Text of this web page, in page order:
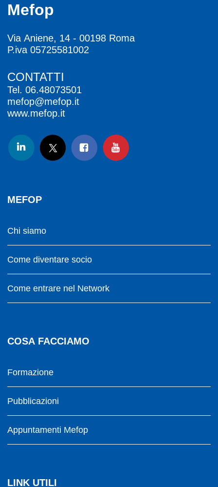
Mefop
Via Aniene, 14 - 00198 Roma
P.iva 05725581002
CONTATTI
Tel. 06.48073501
mefop@mefop.it
www.mefop.it
MEFOP
Chi siamo
Come diventare socio
Come entrare nel Network
COSA FACCIAMO
Formazione
Pubblicazioni
Appuntamenti Mefop
LINK UTILI